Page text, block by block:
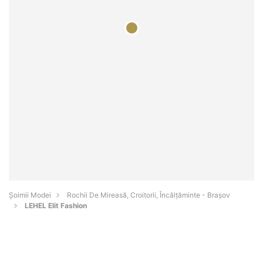
Șoimii Modei
Rochii De Mireasă, Croitorii, Încălțăminte - Braşov
LEHEL Elit Fashion